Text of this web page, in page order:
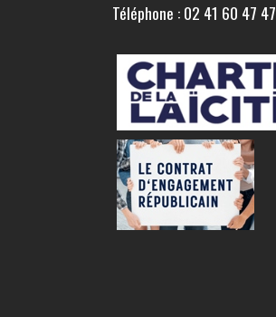
Téléphone : 02 41 60 47 47